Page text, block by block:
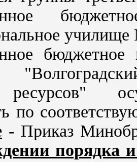
бюджетное
по
- Приказ
порядка